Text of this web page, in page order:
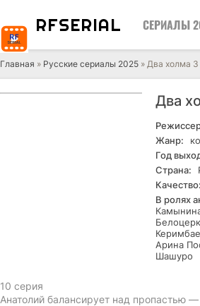
RFSERIAL СЕРИАЛЫ
Главная » Русские сериалы 2025 » Два холма 3
Два
Жанр:
Год
Страна:
Качество:
В ролях
Арина
Шашуро
10 серия
Анатолий балансирует над пропастью